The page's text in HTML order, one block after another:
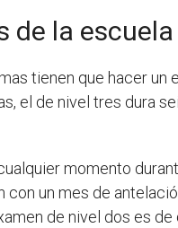
de la
tienen que hacer un
el de nivel tres dura
momento
un mes de
de nivel dos es